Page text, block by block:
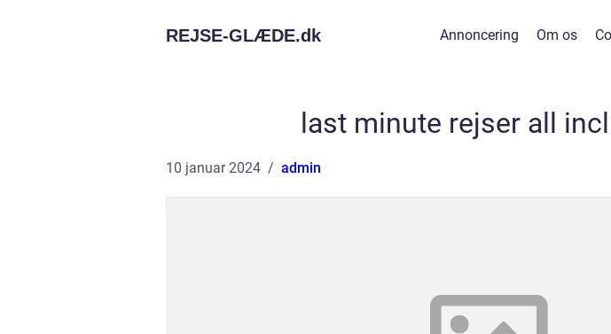
REJSE-GLÆDE.dk Annoncering Om os
last minute rejser all
10 januar 2024 admin